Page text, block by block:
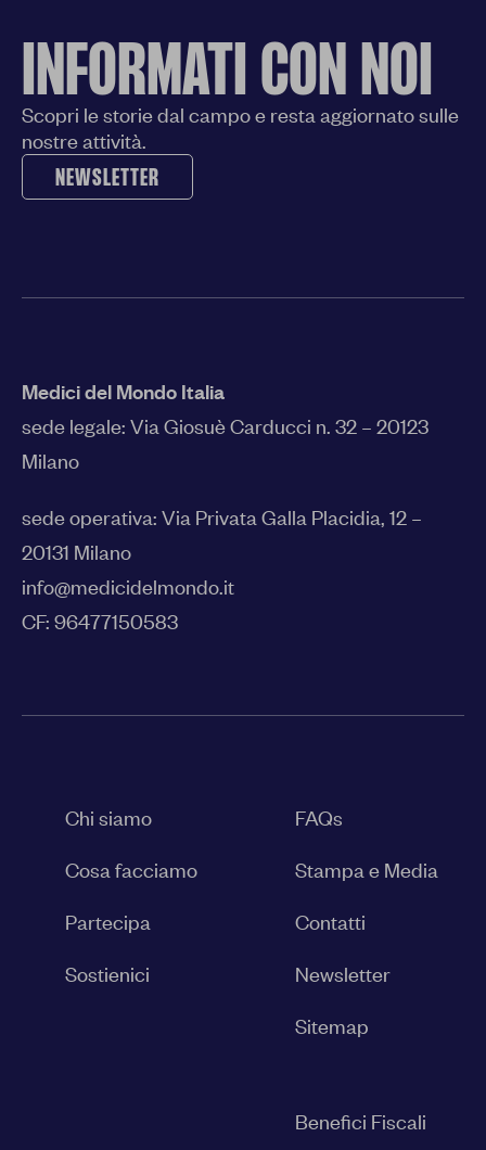
INFORMATI CON NOI
Scopri le storie dal campo e resta aggiornato sulle
nostre attività.
NEWSLETTER
Medici del Mondo Italia
sede legale: Via Giosuè Carducci n. 32 – 20123
Milano
sede operativa: Via Privata Galla Placidia, 12 –
20131 Milano
info@medicidelmondo.it
CF: 96477150583
Chi siamo
Cosa facciamo
Partecipa
Sostienici
FAQs
Stampa e Media
Contatti
Newsletter
Sitemap
Benefici Fiscali